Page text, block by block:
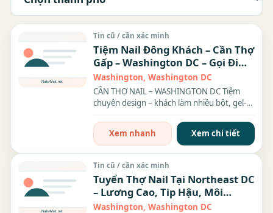
Tin cũ / cần xác minh
Tiệm Nail Đông Khách – Cần Thợ
Gấp – Washington DC – Gọi Đi
Làm Liền
Washington, Washington DC
CẦN THỢ NAIL – WASHINGTON DC Tiệm
chuyên design – khách làm nhiều bột, gel-X,
Xem nhanh
Xem chi tiết
Tin cũ / cần xác minh
Tuyển Thợ Nail Tại Northeast DC
– Lương Cao, Tip Hậu, Môi
Trường Thân Thiện
Washington, Washington DC